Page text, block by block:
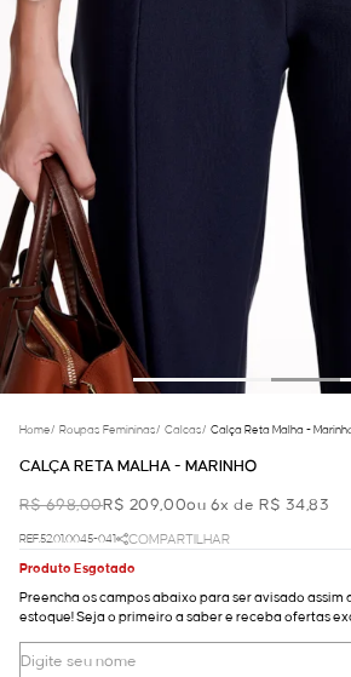
Home/ Roupas Femininas/ Calcas/ Calça Reta Malha -
CALÇA RETA MALHA - MARINHO
R$ 698,00R$ 209,00ou 6x de R$ 34,83
REF.52.01.0045-041
COMPARTILHAR
Produto Esgotado
Preencha os campos abaixo para ser avisado assim
estoque! Seja o primeiro a saber e receba ofertas